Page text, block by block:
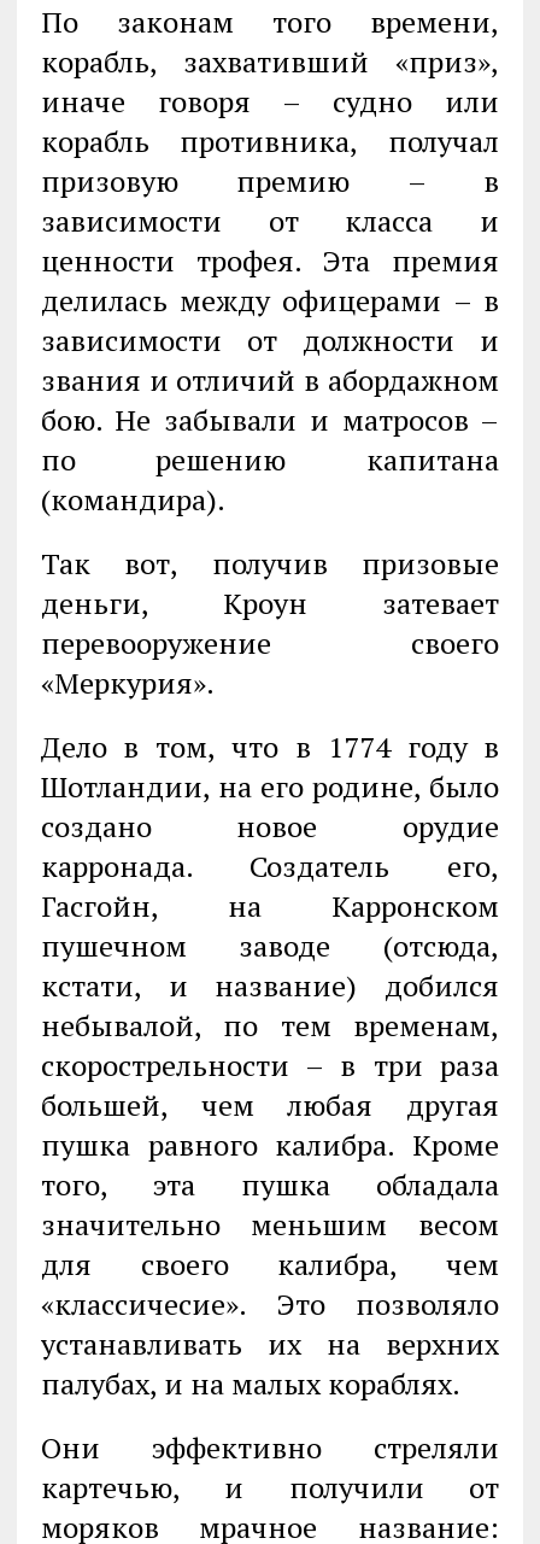
По законам того времени,
корабль, захвативший «приз»,
иначе говоря – судно или
корабль противника, получал
призовую премию – в
зависимости от класса и
ценности трофея. Эта премия
делилась между офицерами – в
зависимости от должности и
звания и отличий в абордажном
бою. Не забывали и матросов –
по решению капитана
(командира).
Так вот, получив призовые
деньги, Кроун затевает
перевооружение своего
«Меркурия».
Дело в том, что в 1774 году в
Шотландии, на его родине, было
создано новое орудие
карронада. Создатель его,
Гасгойн, на Карронском
пушечном заводе (отсюда,
кстати, и название) добился
небывалой, по тем временам,
скорострельности – в три раза
большей, чем любая другая
пушка равного калибра. Кроме
того, эта пушка обладала
значительно меньшим весом
для своего калибра, чем
«классичесие». Это позволяло
устанавливать их на верхних
палубах, и на малых кораблях.
Они эффективно стреляли
картечью, и получили от
моряков мрачное название: